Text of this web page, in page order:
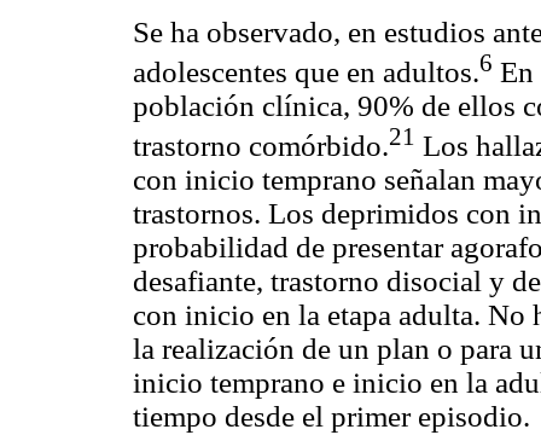
Se ha observado, en estudios
adolescentes que en adultos.6 En
población clínica, 90% de ellos
trastorno comórbido.21 Los
con inicio temprano señalan
trastornos. Los deprimidos con
probabilidad de presentar
desafiante, trastorno disocial y
con inicio en la etapa adulta. No
la realización de un plan o para
inicio temprano e inicio en la
tiempo desde el primer episodio.